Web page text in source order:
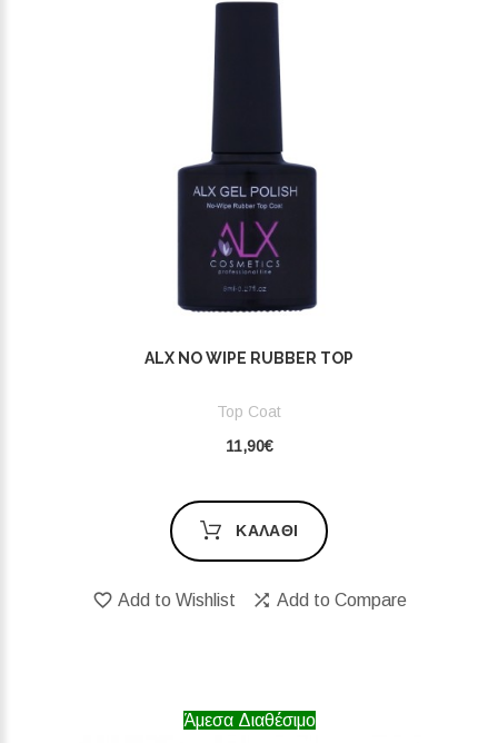
ALX NO WIPE RUBBER TOP
Top Coat
11,90€
ΚΑΛΆΘΙ
Add to Wishlist Add to Compare
Άμεσα Διαθέσιμο